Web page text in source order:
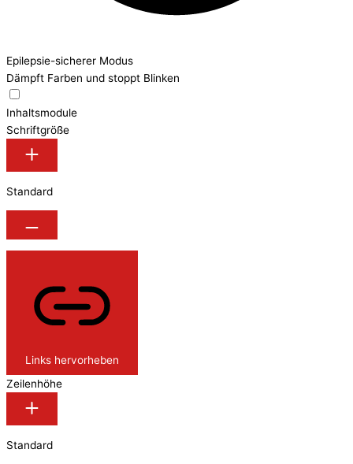
Epilepsie-sicherer Modus
Dämpft Farben und stoppt Blinken
Inhaltsmodule
Schriftgröße
Standard
Links hervorheben
Zeilenhöhe
Standard